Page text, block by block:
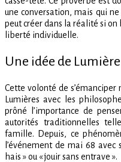
une conversation, mais qui
peut créer dans la réalité si
liberté individuelle.
Une idée de Lumière
Cette volonté de s’émanciper
Lumières avec les
prôné l’importance de
autorités traditionnelles
famille. Depuis, ce
l’événement de mai 68
hais » ou « jouir sans entrave ».